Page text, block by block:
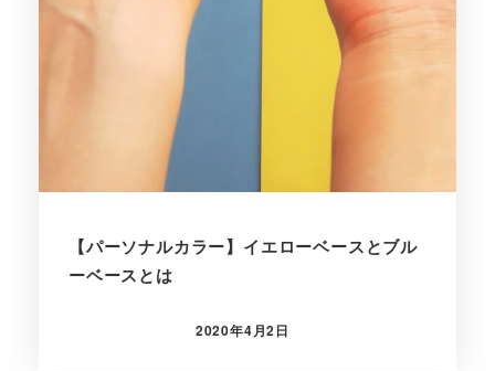
【パーソナルカラー】イエローベースとブル
ーベースとは
投稿日
2020年4月2日